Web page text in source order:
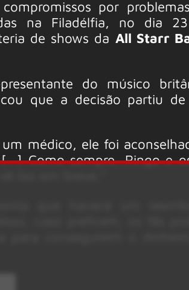
por
na Filadélfia, no dia
de shows da All Starr
do músico
que a decisão partiu
médico, ele foi
[…] Como sempre, Ringo e
conseguirem o dinheiro